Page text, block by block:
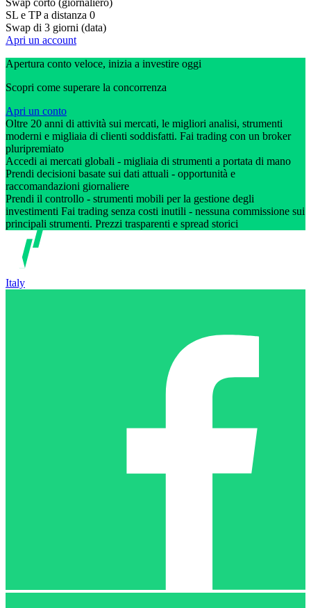
Swap corto (giornaliero)
SL e TP a distanza 0
Swap di 3 giorni (data)
Apri un account
Apertura conto veloce, inizia a investire oggi
Scopri come superare la concorrenza
Apri un conto
Oltre 20 anni di attività sui mercati, le migliori analisi, strumenti
moderni e migliaia di clienti soddisfatti. Fai trading con un broker
pluripremiato
Accedi ai mercati globali - migliaia di strumenti a portata di mano
Prendi decisioni basate sui dati attuali - opportunità e
raccomandazioni giornaliere
Prendi il controllo - strumenti mobili per la gestione degli
investimenti Fai trading senza costi inutili - nessuna commissione sui
principali strumenti. Prezzi trasparenti e spread storici
Italy